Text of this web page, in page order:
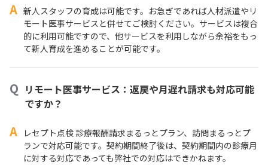
A 新人スタッフの育成は可能です。お急ぎであれば人材派遣やリ
モート医事サービスと併せてご検討ください。サービスは複合
的に利用可能ですので、他サービスを利用しながら余裕をもっ
て新人育成を進めることが可能です。
Q リモート医事サービス：返戻や月遅れ請求も対応可能
ですか？
A
レセプト点検 診療報酬請求まるっとプラン、訪問まるっとプ
ランで対応可能です。契約期間終了後は、契約期間内の診療月
に対する対応であっても弊社での対応はできかねます。